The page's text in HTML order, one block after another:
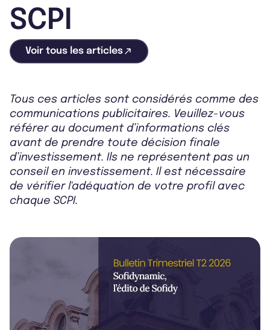
SCPI
Voir tous les articles
Tous ces articles sont considérés comme des
communications publicitaires. Veuillez-vous
référer au document d’informations clés
avant de prendre toute décision finale
d’investissement. Ils ne représentent pas un
conseil en investissement. Il est nécessaire
de vérifier l'adéquation de votre profil avec
chaque SCPI.